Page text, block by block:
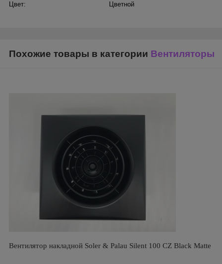
Цвет: Цветной
Похожие товары в категории Вентиляторы
Вентилятор накладной Soler & Palau Silent 100 CZ Black Matte